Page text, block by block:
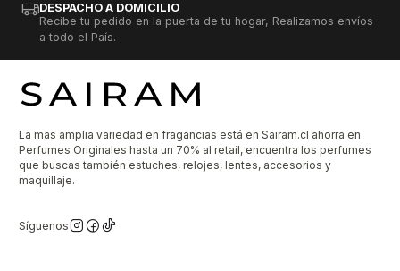
DESPACHO A DOMICILIO
Recibe tu pedido en la puerta de tu hogar, Realizamos envíos
a todo el País.
La mas amplia variedad en fragancias está en Sairam.cl ahorra en
Perfumes Originales hasta un 70% al retail, encuentra los perfumes
que buscas también estuches, relojes, lentes, accesorios y
maquillaje.
Síguenos